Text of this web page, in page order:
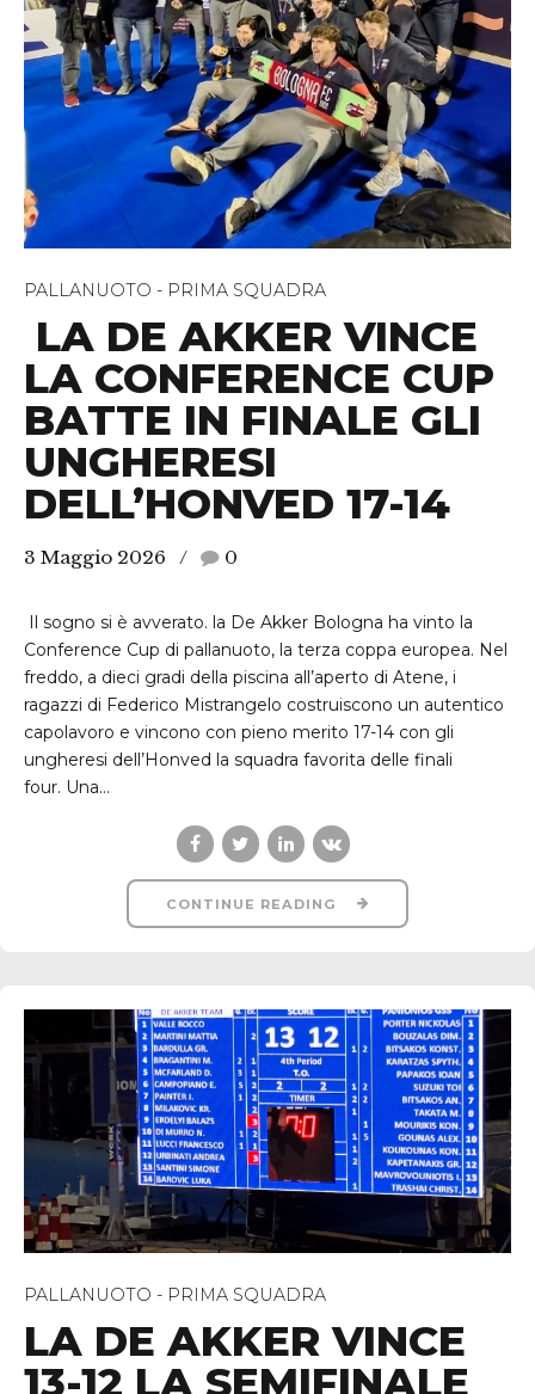
PALLANUOTO - PRIMA SQUADRA
LA DE AKKER VINCE
LA CONFERENCE CUP
BATTE IN FINALE GLI
UNGHERESI
DELL’HONVED 17-14
3 Maggio 2026 0
Il sogno si è avverato. la De Akker Bologna ha vinto la
Conference Cup di pallanuoto, la terza coppa europea. Nel
freddo, a dieci gradi della piscina all’aperto di Atene, i
ragazzi di Federico Mistrangelo costruiscono un autentico
capolavoro e vincono con pieno merito 17-14 con gli
ungheresi dell’Honved la squadra favorita delle finali
four. Una...
CONTINUE READING
PALLANUOTO - PRIMA SQUADRA
LA DE AKKER VINCE
13-12 LA SEMIFINALE